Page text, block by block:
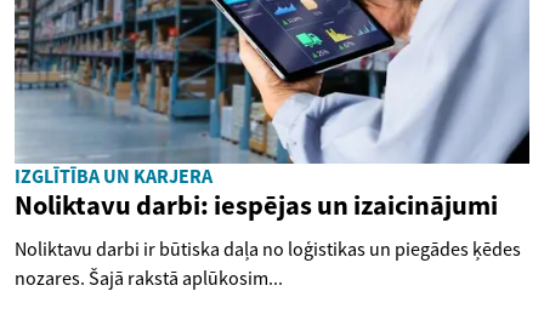
IZGLĪTĪBA UN KARJERA
Noliktavu darbi: iespējas un izaicinājumi
Noliktavu darbi ir būtiska daļa no loģistikas un piegādes ķēdes
nozares. Šajā rakstā aplūkosim...